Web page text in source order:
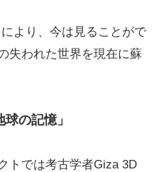
より、今は見ることがで
失われた世界を現在に蘇
の記憶」
トでは考古学者Giza 3D